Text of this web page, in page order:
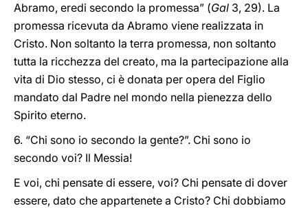
Abramo, eredi secondo la promessa” (Gal 3, 29). La
promessa ricevuta da Abramo viene realizzata in
Cristo. Non soltanto la terra promessa, non soltanto
tutta la ricchezza del creato, ma la partecipazione alla
vita di Dio stesso, ci è donata per opera del Figlio
mandato dal Padre nel mondo nella pienezza dello
Spirito eterno.
6. “Chi sono io secondo la gente?”. Chi sono io
secondo voi? Il Messia!
E voi, chi pensate di essere, voi? Chi pensate di dover
essere, dato che appartenete a Cristo? Chi dobbiamo